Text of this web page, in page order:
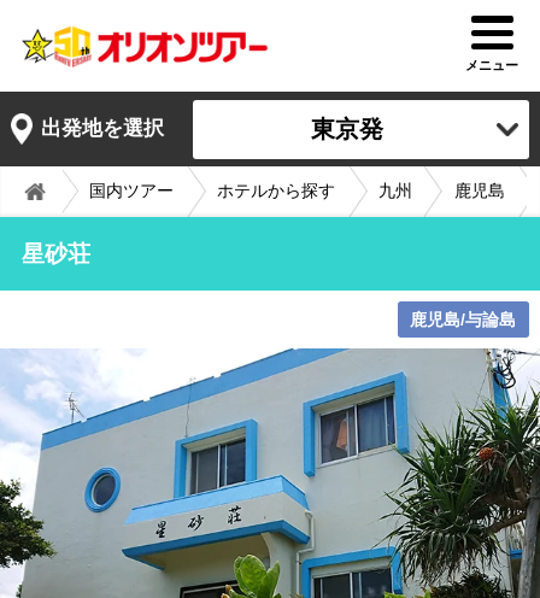
メニュー
出発地を選択 東京発
国内ツアー ホテルから探す 九州 鹿児島
星砂荘
鹿児島/与論島